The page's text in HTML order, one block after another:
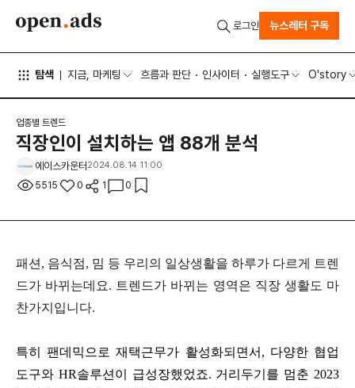
탐색 지금, 마케팅 흐름과 판단 인사이터 실행도구 O'story
로그인 뉴스레터 구독
업종별 트렌드
직장인이 설치하는 앱 88개 분석
에이스카운터 2024.08.14 11:00
5515 0 1 0
패션 , 음식점, 밈 등 우리의 일상생활을 하루가 다르게 트렌
드가 바뀌는데요. 트렌드가 바뀌는 영역은 직장 생활도 마
찬가지입니다.
특히 팬데믹으로 재택근무가 활성화되면서 , 다양한 협업
도구와 HR솔루션이 급성장했었죠. 거리두기를 멈춘 2023